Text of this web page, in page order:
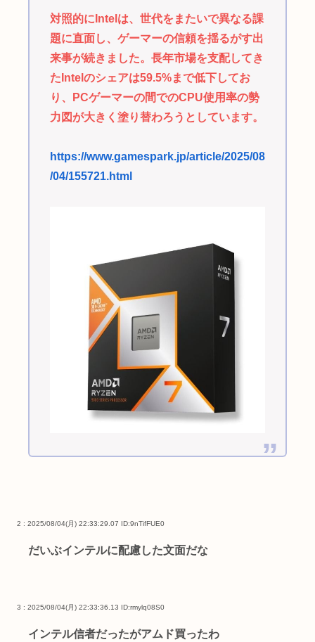
対照的にIntelは、世代をまたいで異なる課
題に直面し、ゲーマーの信頼を揺るがす出
来事が続きました。長年市場を支配してき
たIntelのシェアは59.5%まで低下してお
り、PCゲーマーの間でのCPU使用率の勢
力図が大きく塗り替わろうとしています。
https://www.gamespark.jp/article/2025/08
/04/155721.html
2 : 2025/08/04(月) 22:33:29.07 ID:9nTifFUE0
だいぶインテルに配慮した文面だな
3 : 2025/08/04(月) 22:33:36.13 ID:rmylq08S0
インテル信者だったがアムド買ったわ